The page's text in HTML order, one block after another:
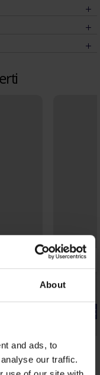
About
and ads, to
our traffic.
4,8
vita alta
-20%